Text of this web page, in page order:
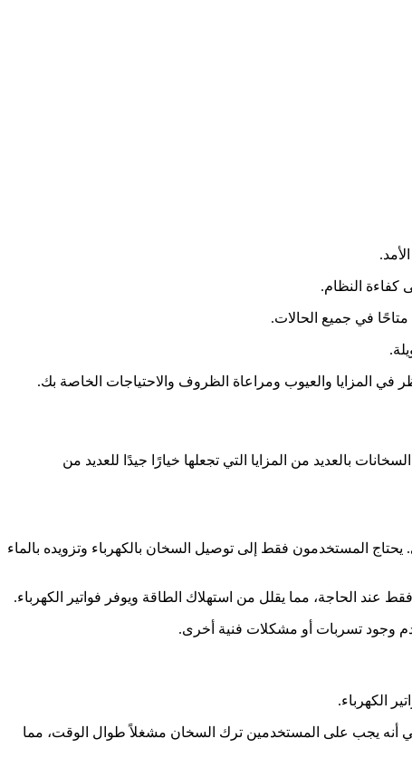
كفاءة النظام.
في جميع الحالات.
في المزايا والعيوب ومراعاة الظروف والاحتياجات الخاصة بك.
بالعديد من المزايا التي تجعلها خيارًا جيدًا للعديد من
يحتاج المستخدمون فقط إلى توصيل السخان بالكهرباء وتزويده بالماء
عند الحاجة، مما يقلل من استهلاك الطاقة ويوفر فواتير الكهرباء.
وجود تسربات أو مشكلات فنية أخرى.
الكهرباء.
أنه يجب على المستخدمين ترك السخان مشغلاً طوال الوقت، مما